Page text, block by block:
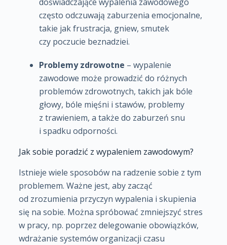
często odczuwają zaburzenia emocjonalne,
takie jak frustracja, gniew, smutek
czy poczucie beznadziei.
Problemy zdrowotne – wypalenie
zawodowe może prowadzić do różnych
problemów zdrowotnych, takich jak bóle
głowy, bóle mięśni i stawów, problemy
z trawieniem, a także do zaburzeń snu
i spadku odporności.
Jak sobie poradzić z wypaleniem zawodowym?
Istnieje wiele sposobów na radzenie sobie z tym
problemem. Ważne jest, aby zacząć
od zrozumienia przyczyn wypalenia i skupienia
się na sobie. Można spróbować zmniejszyć stres
w pracy, np. poprzez delegowanie obowiązków,
wdrażanie systemów organizacji czasu